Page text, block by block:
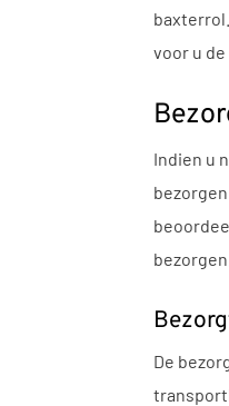
voor u
Indien u
bezorgen.
De